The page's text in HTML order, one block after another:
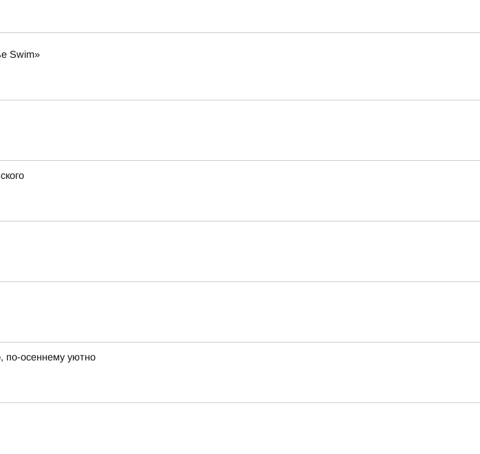
Swim»
по-осеннему уютно